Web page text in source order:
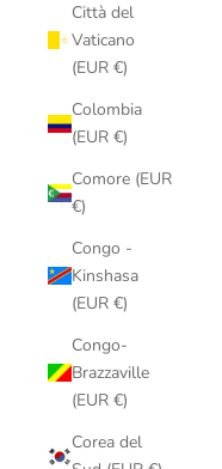
Città del
Vaticano
(EUR €)
Colombia
(EUR €)
Comore (EUR
€)
Congo -
Kinshasa
(EUR €)
Congo-
Brazzaville
(EUR €)
Corea del